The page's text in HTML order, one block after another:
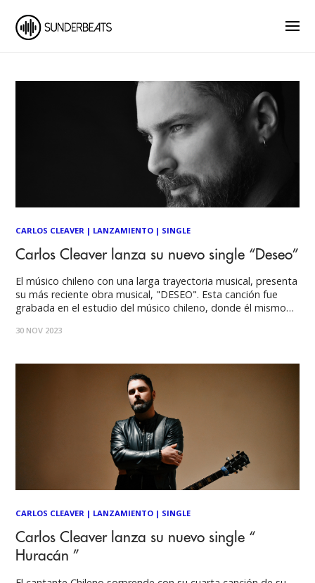
CARLOS CLEAVER | LANZAMIENTO | SINGLE
Carlos Cleaver lanza su nuevo single “Deseo”
El músico chileno con una larga trayectoria musical, presenta
su más reciente obra musical, "DESEO". Esta canción fue
grabada en el estudio del músico chileno, donde él mismo
masterización. La batería fue grabada y creada por Eugenio
30 NOV 2023
CARLOS CLEAVER | LANZAMIENTO | SINGLE
Carlos Cleaver lanza su nuevo single “
Huracán ”